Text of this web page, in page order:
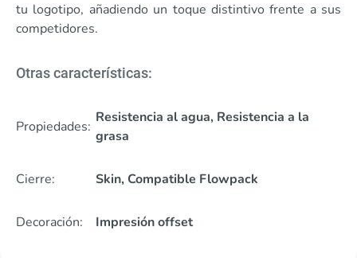
tu logotipo, añadiendo un toque distintivo frente a sus
competidores.
Otras características:
Propiedades:
Resistencia al agua, Resistencia a la
grasa
Cierre: Skin, Compatible Flowpack
Decoración: Impresión offset